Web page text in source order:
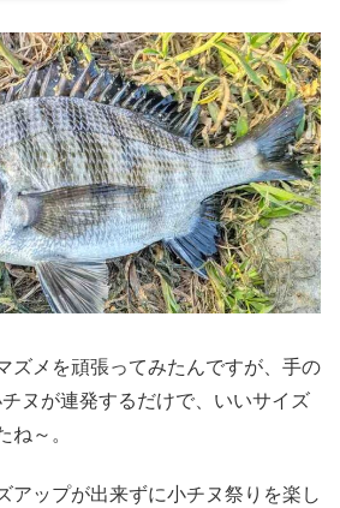
ズメを頑張ってみたんですが、手の
ヌが連発するだけで、いいサイズ
ね～。
アップが出来ずに小チヌ祭りを楽し